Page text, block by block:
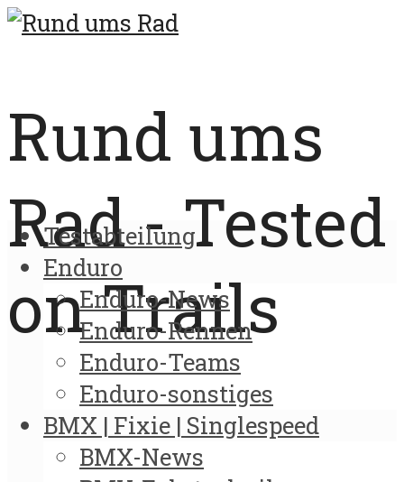
Rund ums
Rad - Tested
on Trails
Testabteilung
Enduro
Enduro-News
Enduro-Rennen
Enduro-Teams
Enduro-sonstiges
BMX | Fixie | Singlespeed
BMX-News